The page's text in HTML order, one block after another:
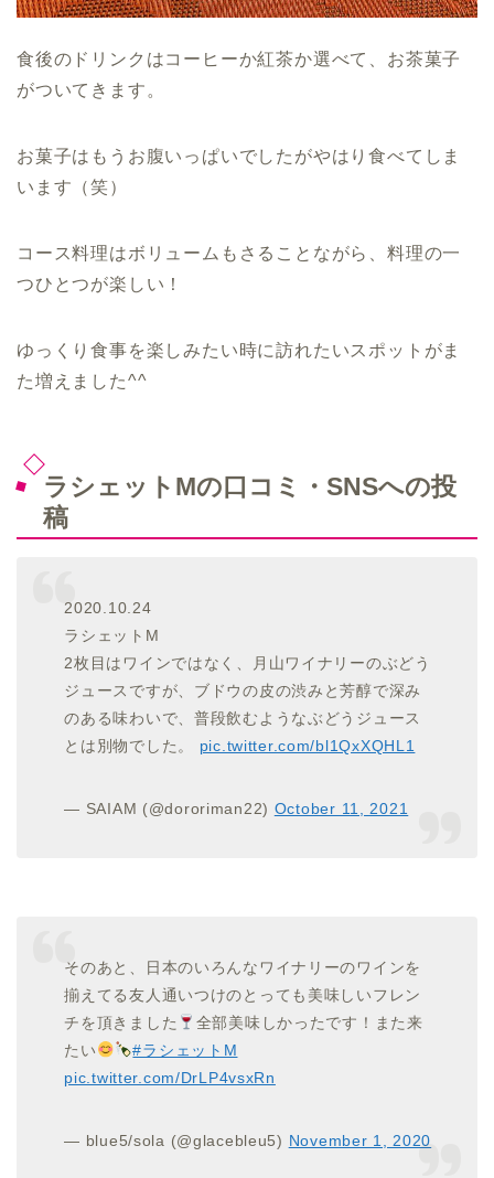
食後のドリンクはコーヒーか紅茶か選べて、お茶菓子
がついてきます。
お菓子はもうお腹いっぱいでしたがやはり食べてしま
います（笑）
コース料理はボリュームもさることながら、料理の一
つひとつが楽しい！
ゆっくり食事を楽しみたい時に訪れたいスポットがま
た増えました^^
ラシェットMの口コミ・SNSへの投
稿
2020.10.24
ラシェットM
2枚目はワインではなく、月山ワイナリーのぶどう
ジュースですが、ブドウの皮の渋みと芳醇で深み
のある味わいで、普段飲むようなぶどうジュース
とは別物でした。 pic.twitter.com/bl1QxXQHL1
— SAIAM (@dororiman22) October 11, 2021
そのあと、日本のいろんなワイナリーのワインを
揃えてる友人通いつけのとっても美味しいフレン
チを頂きました
全部美味しかったです！また来
たい
#ラシェットM
pic.twitter.com/DrLP4vsxRn
— blue5/sola (@glacebleu5) November 1, 2020